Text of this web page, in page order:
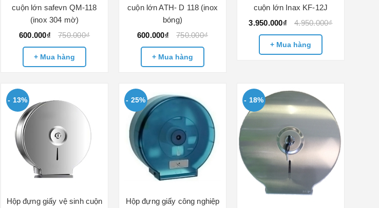
cuộn lớn safevn QM-118
(inox 304 mờ)
600.000₫
750.000₫
+ Mua hàng
cuộn lớn ATH- D 118 (inox
bóng)
600.000₫
750.000₫
+ Mua hàng
cuộn lớn Inax KF-12J
3.950.000₫
4.950.000₫
+ Mua hàng
- 13%
Hộp đựng giấy vệ sinh cuộn
- 25%
Hộp đựng giấy công nghiệp
- 18%